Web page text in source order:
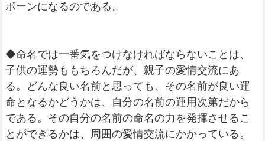
ボーンになるのである。
◆命名では一番気をつけなければならないことは、
子供の運勢ももちろんだが、親子の愛情交流にあ
る。どんな良い名前と思っても、その名前が良い運
命となるかどうかは、自分の名前の運用次第だから
である。その自分の名前の命名の力を発揮させるこ
とができるかは、周囲の愛情交流にかかっている。